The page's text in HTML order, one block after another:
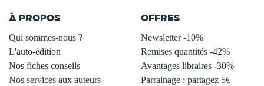
À PROPOS
Qui sommes-nous ?
L'auto-édition
Nos fiches conseils
Nos services aux auteurs
OFFRES
Newsletter -10%
Remises quantités -42%
Avantages libraires -30%
Parrainage : partagez 5€